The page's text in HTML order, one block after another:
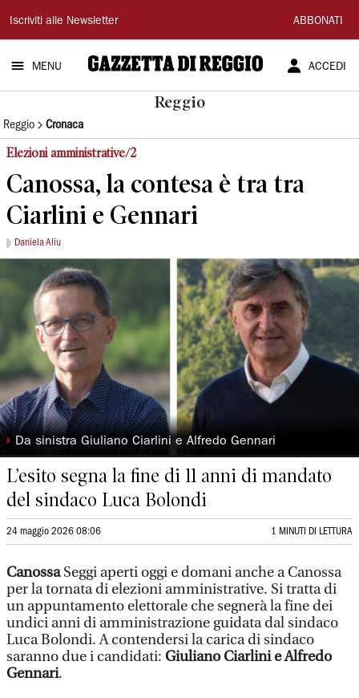
Gazzetta
di
Reggio
Iscriviti alle Newsletter ABBONATI
MENU ACCEDI
Reggio
Reggio Cronaca
Elezioni amministrative/2
Canossa, la contesa è tra tra
Ciarlini e Gennari
Daniela Aliu
◗ Da sinistra Giuliano Ciarlini e Alfredo Gennari
L’esito segna la fine di 11 anni di mandato
del sindaco Luca Bolondi
24 maggio 2026 08:06 1 MINUTI DI LETTURA
CanossaSeggi aperti oggi e domani anche a Canossa
per la tornata di elezioni amministrative. Si tratta di
un appuntamento elettorale che segnerà la fine dei
undici anni di amministrazione guidata dal sindaco
Luca Bolondi. A contendersi la carica di sindaco
saranno due i candidati: Giuliano Ciarlini e Alfredo
Gennari.